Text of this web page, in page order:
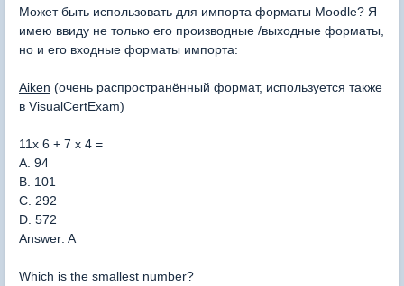
Может быть использовать для импорта форматы Moodle? Я
имею ввиду не только его производные /выходные форматы,
но и его входные форматы импорта:
Aiken (очень распространённый формат, используется также
в VisualCertExam)
11x 6 + 7 x 4 =
A. 94
B. 101
C. 292
D. 572
Answer: A
Which is the smallest number?